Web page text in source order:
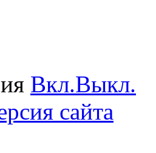
Вкл.Выкл.
сайта